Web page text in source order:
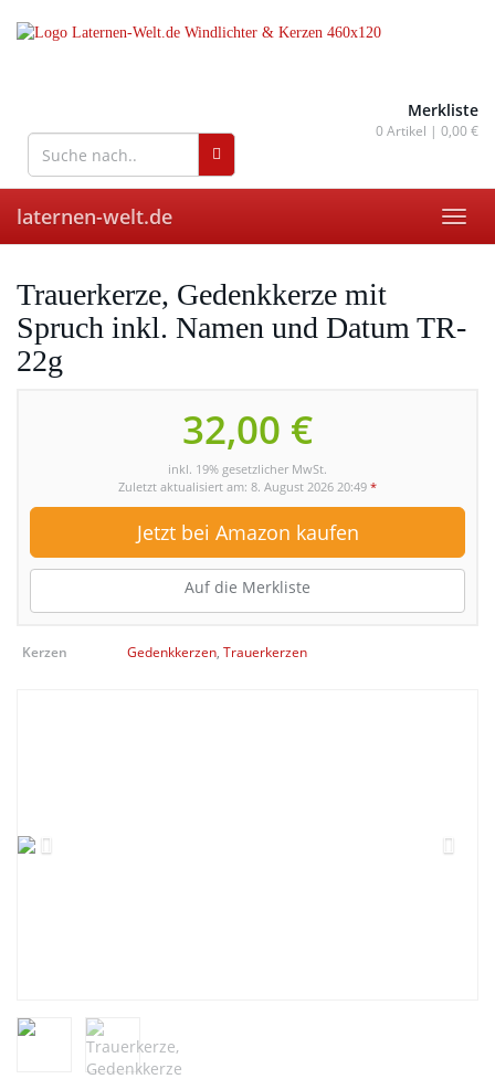
Merkliste
0Artikel | 0,00 €
laternen-welt.de
Trauerkerze, Gedenkkerze mit
Spruch inkl. Namen und Datum TR-
22g
32,00 €
inkl. 19% gesetzlicher MwSt.
Zuletzt aktualisiert am: 8. August 2026 20:49 *
Jetzt bei Amazon kaufen
Auf die Merkliste
Kerzen Gedenkkerzen, Trauerkerzen